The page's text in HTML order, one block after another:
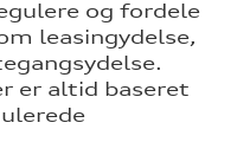
og fordele
leasingydelse,
er altid baseret